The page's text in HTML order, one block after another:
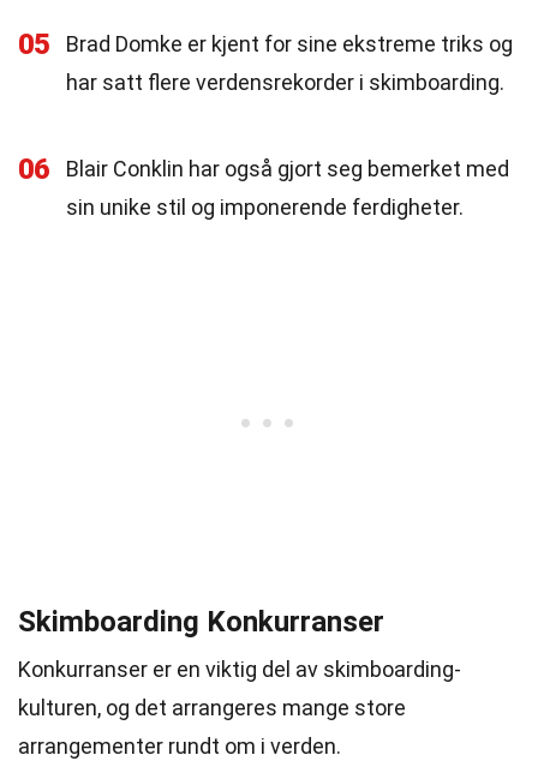
05
Brad Domke er kjent for sine ekstreme triks og
har satt flere verdensrekorder i skimboarding.
06
Blair Conklin har også gjort seg bemerket med
sin unike stil og imponerende ferdigheter.
Skimboarding Konkurranser
Konkurranser er en viktig del av skimboarding-
kulturen, og det arrangeres mange store
arrangementer rundt om i verden.